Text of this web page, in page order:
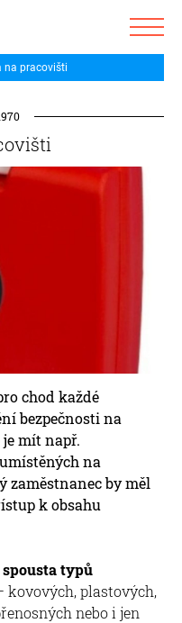
na pracovišti
chod každé
bezpečnosti na
mít např.
na
zaměstnanec by měl
k obsahu
spousta typů
kovových, plastových,
nebo i jen